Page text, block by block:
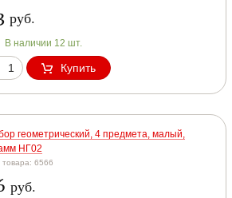
руб.
В наличии 12 шт.
Купить
геометрический, 4 предмета, малый,
НГ02
товара: 6566
руб.